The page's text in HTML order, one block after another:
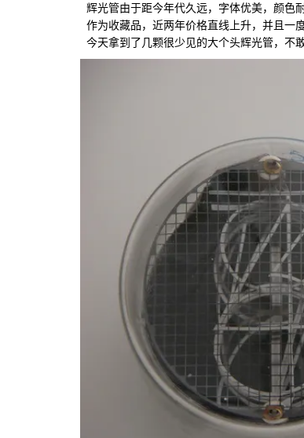
辉光管由于距今年代久远，字体优美，颜色
作为收藏品，近两年价格直线上升，并且一
今天拿到了几颗很少见的大个头辉光管，不